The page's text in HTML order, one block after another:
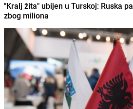
"Kralj žita" ubijen u Turskoj: Ruska
zbog miliona